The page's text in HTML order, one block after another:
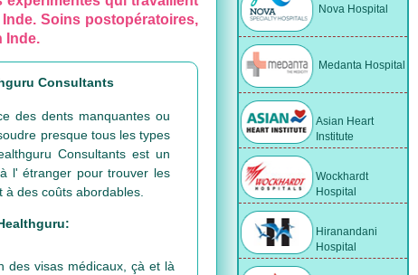
Nova Hospital
Medanta Hospital
Asian Heart
Institute
Wockhardt
Hospital
Hiranandani
Hospital
Soins postopératoires,
Inde.
Consultants
des dents manquantes ou
presque tous les types
Consultants est un
l' étranger pour trouver les
à des coûts abordables.
des visas médicaux, çà et là